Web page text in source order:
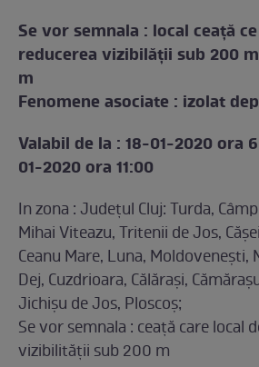
Se vor semnala : local ceaţă
reducerea vizibilăţii sub 200
m
Fenomene asociate : izolat
Valabil de la : 18-01-2020 ora
01-2020 ora 11:00
In zona : Județul Cluj: Turda,
Mihai Viteazu, Tritenii de Jos,
Ceanu Mare, Luna, Moldovenești,
Dej, Cuzdrioara, Călărași,
Jichișu de Jos, Ploscoș;
Se vor semnala : ceaţă care local
vizibilităţii sub 200 m